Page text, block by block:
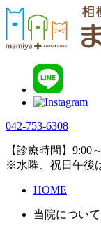
042-753-6308
【診療時間】9:00
※水曜、祝日午後
HOME
当院について